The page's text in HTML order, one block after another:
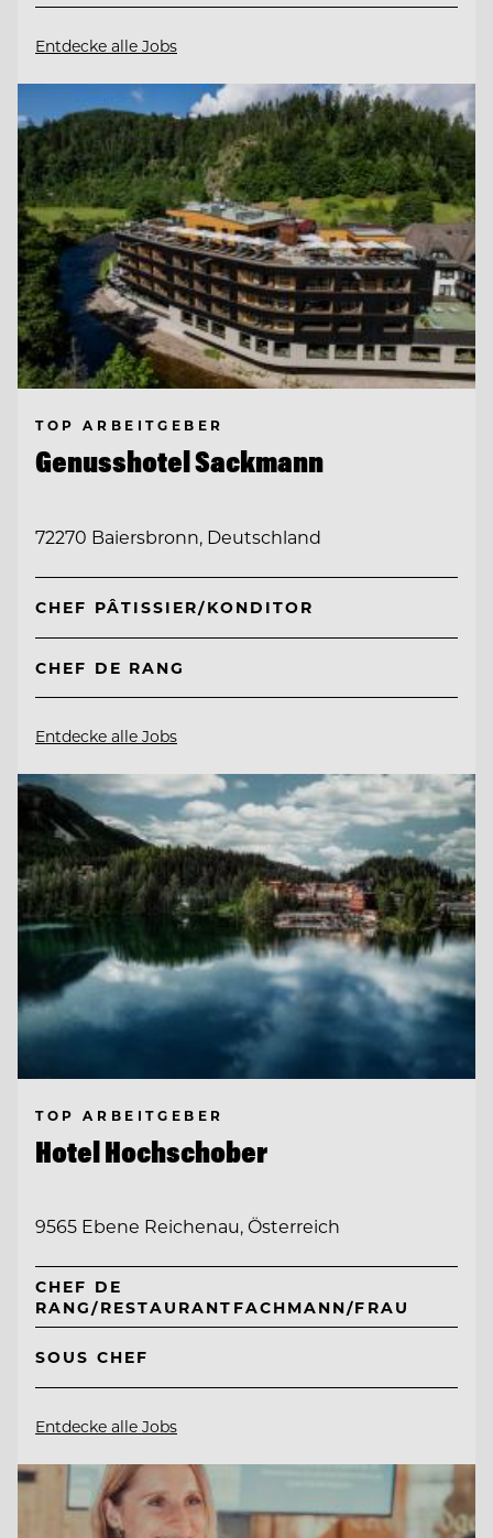
Entdecke alle Jobs
TOP ARBEITGEBER
Genusshotel Sackmann
72270 Baiersbronn, Deutschland
CHEF PÂTISSIER/KONDITOR
CHEF DE RANG
Entdecke alle Jobs
TOP ARBEITGEBER
Hotel Hochschober
9565 Ebene Reichenau, Österreich
CHEF DE
RANG/RESTAURANTFACHMANN/FRAU
SOUS CHEF
Entdecke alle Jobs